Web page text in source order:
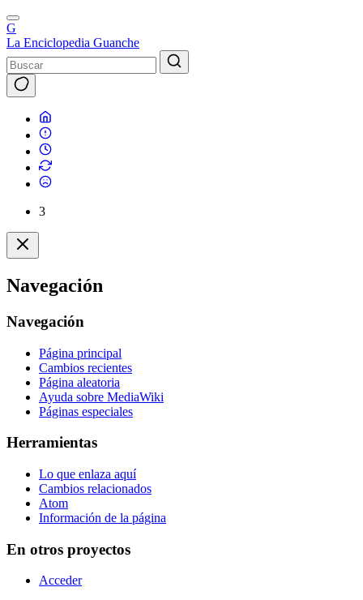
G
La Enciclopedia Guanche
3
Navegación
Navegación
Página principal
Cambios recientes
Página aleatoria
Ayuda sobre MediaWiki
Páginas especiales
Herramientas
Lo que enlaza aquí
Cambios relacionados
Atom
Información de la página
En otros proyectos
Acceder